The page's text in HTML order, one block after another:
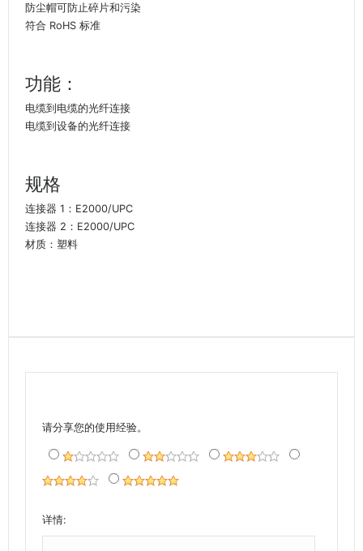
防尘帽可防止碎片和污染
符合 RoHS 标准
功能：
电缆到电缆的光纤连接
电缆到设备的光纤连接
规格
连接器 1：E2000/UPC
连接器 2：E2000/UPC
材质：塑料
请分享您的使用经验。
详情: